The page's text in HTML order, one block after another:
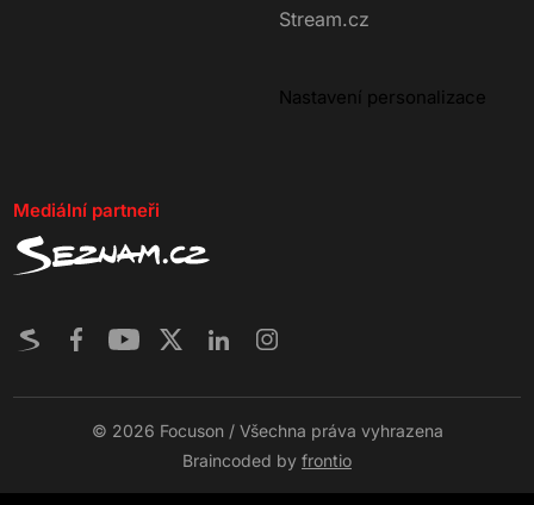
Stream.cz
Nastavení personalizace
Mediální partneři
© 2026 Focuson / Všechna práva vyhrazena
Braincoded by frontio